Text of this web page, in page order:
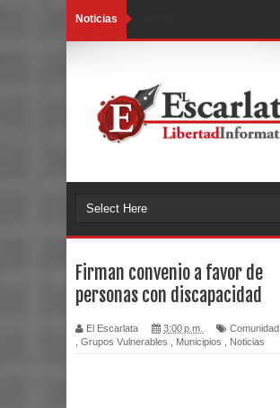
Noticias
Firman convenio a favor de
personas con discapacidad
El Escarlata 3:00 p.m. Comunidad
Grupos Vulnerables Municipios Noticias